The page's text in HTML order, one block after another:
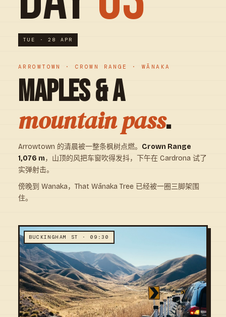
TUE · 28 APR
ARROWTOWN · CROWN RANGE · WĀNAKA
MAPLES & A
mountain pass.
Arrowtown 的清晨被一整条枫树点燃。 Crown Range
1,076 m，山顶的风把车窗吹得发抖，下午在 Cardrona 试了
实弹射击。
傍晚到 Wanaka，That Wānaka Tree 已经被一圈三脚架围
住。
BUCKINGHAM ST · 09:30